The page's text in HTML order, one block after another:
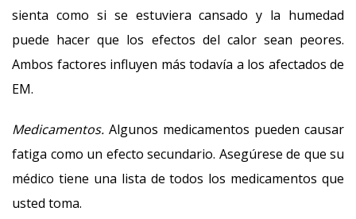
sienta como si se estuviera cansado y la humedad
puede hacer que los efectos del calor sean peores.
Ambos factores influyen más todavía a los afectados de
EM.
Medicamentos. Algunos medicamentos pueden causar
fatiga como un efecto secundario. Asegúrese de que su
médico tiene una lista de todos los medicamentos que
usted toma.